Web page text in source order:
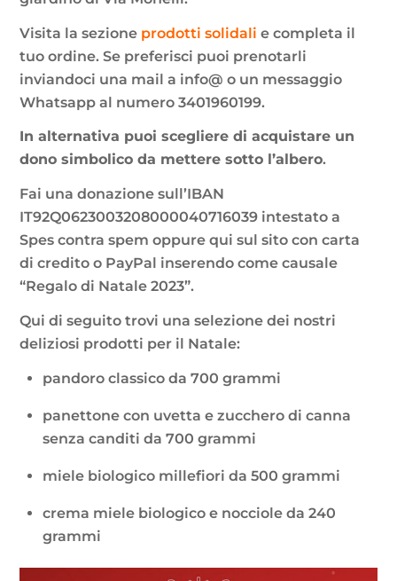
Visita la sezione prodotti solidali e completa il
tuo ordine. Se preferisci puoi prenotarli
inviandoci una mail a info@ o un messaggio
Whatsapp al numero 3401960199.
In alternativa puoi scegliere di acquistare un
dono simbolico da mettere sotto l’albero.
Fai una donazione sull’IBAN
IT92Q0623003208000040716039 intestato a
Spes contra spem oppure qui sul sito con carta
di credito o PayPal inserendo come causale
“Regalo di Natale 2023”.
Qui di seguito trovi una selezione dei nostri
deliziosi prodotti per il Natale:
pandoro classico da 700 grammi
panettone con uvetta e zucchero di canna
senza canditi da 700 grammi
miele biologico millefiori da 500 grammi
crema miele biologico e nocciole da 240
grammi